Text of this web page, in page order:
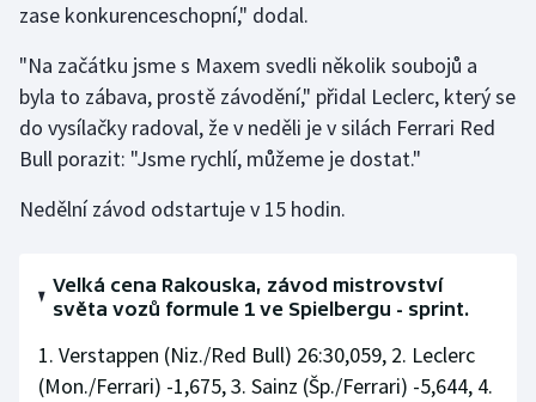
Olympijské hry
Parasport
Plavání
Rychlobruslení
Rychlostní kanoistika
zase konkurenceschopní," dodal.
"Na začátku jsme s Maxem svedli několik soubojů a
byla to zábava, prostě závodění," přidal Leclerc, který se
do vysílačky radoval, že v neděli je v silách Ferrari Red
Bull porazit: "Jsme rychlí, můžeme je dostat."
Nedělní závod odstartuje v 15 hodin.
Velká cena Rakouska, závod mistrovství
světa vozů formule 1 ve Spielbergu - sprint.
1. Verstappen (Niz./Red Bull) 26:30,059, 2. Leclerc
(Mon./Ferrari) -1,675, 3. Sainz (Šp./Ferrari) -5,644, 4.